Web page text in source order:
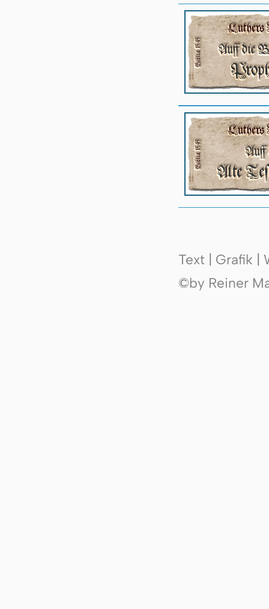
Text | Grafik |
©by Reiner